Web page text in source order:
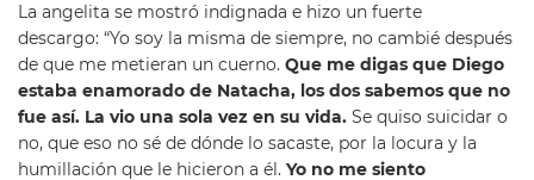
La angelita se mostró indignada e hizo un fuerte
descargo: “Yo soy la misma de siempre, no cambié después
de que me metieran un cuerno. Que me digas que Diego
estaba enamorado de Natacha, los dos sabemos que no
fue así. La vio una sola vez en su vida. Se quiso suicidar o
no, que eso no sé de dónde lo sacaste, por la locura y la
humillación que le hicieron a él. Yo no me siento